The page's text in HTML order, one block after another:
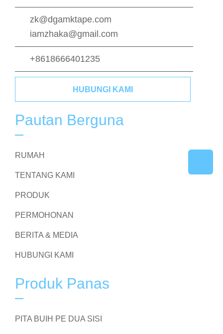
zk@dgamktape.com
iamzhaka@gmail.com
+8618666401235
HUBUNGI KAMI
Pautan Berguna
RUMAH
TENTANG KAMI
PRODUK
PERMOHONAN
BERITA & MEDIA
HUBUNGI KAMI
Produk Panas
PITA BUIH PE DUA SISI